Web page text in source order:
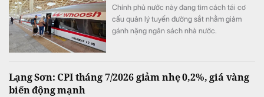
Chính phủ nước này đang tìm cách tái cơ
cấu quản lý tuyến đường sắt nhằm giảm
gánh nặng ngân sách nhà nước.
Lạng Sơn: CPI tháng 7/2026 giảm nhẹ 0,2%, giá vàng
biến động mạnh